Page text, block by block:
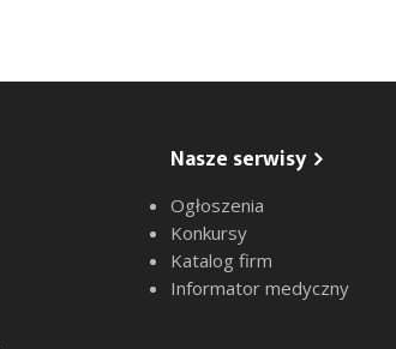
Nasze serwisy
Ogłoszenia
Konkursy
Katalog firm
Informator medyczny